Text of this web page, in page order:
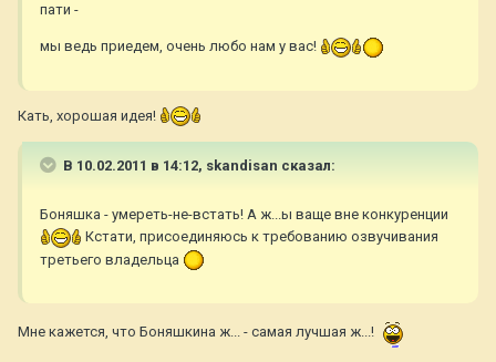
пати -
мы ведь приедем, очень любо нам у вас!
Кать, хорошая идея!
В 10.02.2011 в 14:12, skandisan сказал:
Боняшка - умереть-не-встать! А ж...ы ваще вне конкуренции
Кстати, присоединяюсь к требованию озвучивания
третьего владельца
Мне кажется, что Боняшкина ж... - самая лучшая ж...!